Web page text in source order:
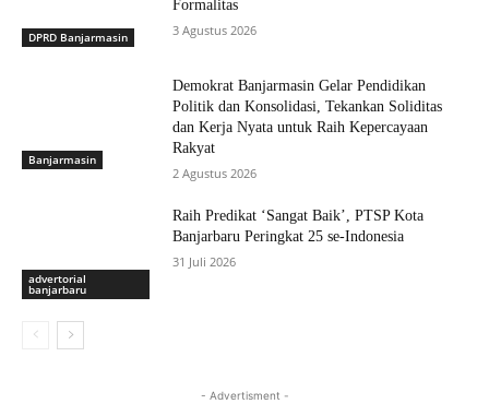
DPRD Banjarmasin
Formalitas
3 Agustus 2026
Banjarmasin
Demokrat Banjarmasin Gelar Pendidikan
Politik dan Konsolidasi, Tekankan Soliditas
dan Kerja Nyata untuk Raih Kepercayaan
Rakyat
2 Agustus 2026
advertorial
banjarbaru
Raih Predikat ‘Sangat Baik’, PTSP Kota
Banjarbaru Peringkat 25 se-Indonesia
31 Juli 2026
- Advertisment -